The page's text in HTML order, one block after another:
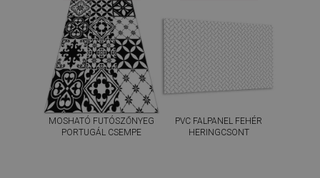
MOSHATÓ FUTÓSZŐNYEG
PORTUGÁL CSEMPE
PVC FALPANEL FEHÉR
HERINGCSONT